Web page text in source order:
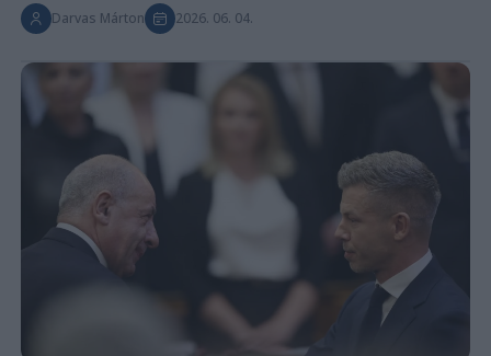
Darvas Márton 2026. 06. 04.